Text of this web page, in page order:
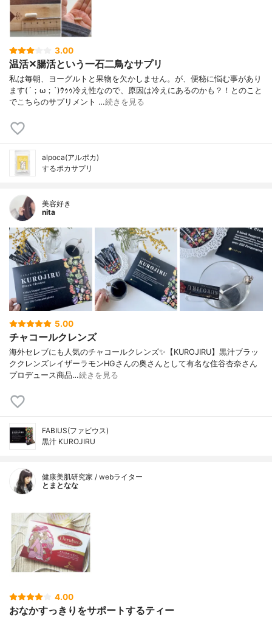
3.00
温活✕腸活という一石二鳥なサプリ
私は毎朝、ヨーグルトと果物を欠かしません。が、便秘に悩む事があり
ます(´；ω；`)ｳｩｩ冷え性なので、原因は冷えにあるのかも？！とのこと
でこちらのサプリメント …続きを見る
alpoca(アルポカ)
するポカサプリ
美容好き
nita
5.00
チャコールクレンズ
海外セレブにも人気のチャコールクレンズ✨ 【KUROJIRU】黒汁ブラッ
ククレンズ レイザーラモンHGさんの奥さんとして有名な 住谷杏奈さん
プロデュース商品…続きを見る
FABIUS(ファビウス)
黒汁 KUROJIRU
健康美肌研究家 / webライター
とまとなな
4.00
おなかすっきりをサポートするティー